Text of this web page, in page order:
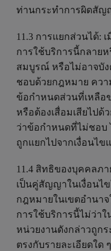
ท่านกระทำการผิดสัญ
11.3 การแยกส่วนได้:
การใช้บริการนี้กลาย
สมบูรณ์ หรือไม่อาจบั
ชอบด้วยกฎหมาย คว
ข้อกำหนดส่วนที่เหลือ
หรือต้องเสื่อมเสียไปด้
ว่าข้อกำหนดที่ไม่ชอบ
ถูกแยกไปจากเงื่อนไ
11.4 สิทธิของบุคคลภ
เป็นคู่สัญญาในเงื่อนไ
กฎหมายในเขตอำนา
การใช้บริการนี้ไม่ว่า
หน่วยงานดังกล่าวถูก
ตรงกับรายละเอียดใด